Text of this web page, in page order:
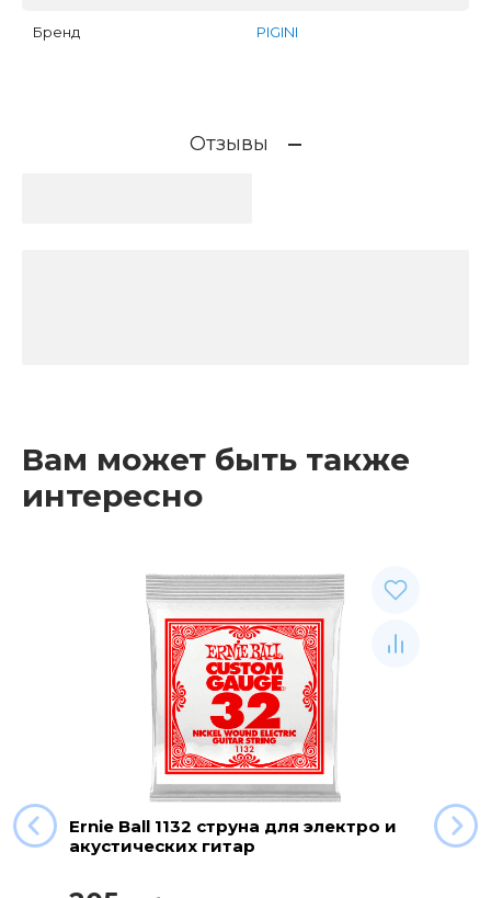
Бренд PIGINI
Отзывы
Вам может быть также
интересно
Ernie Ball 1132 струна для электро и
акустических гитар